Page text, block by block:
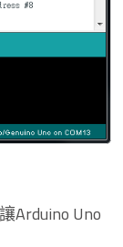
Arduino Uno